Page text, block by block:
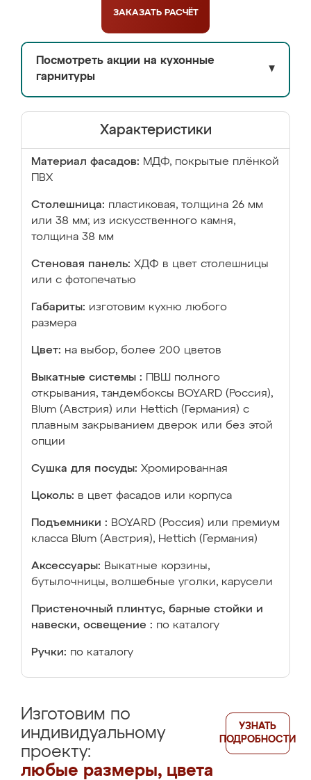
ЗАКАЗАТЬ РАСЧЁТ
Посмотреть акции на кухонные
гарнитуры
▼
Характеристики
Материал фасадов: МДФ, покрытые плёнкой
ПВХ
Столешница: пластиковая, толщина 26 мм
или 38 мм; из искусственного камня,
толщина 38 мм
Стеновая панель: ХДФ в цвет столешницы
или с фотопечатью
Габариты: изготовим кухню любого
размера
Цвет: на выбор, более 200 цветов
Выкатные системы :
ПВШ полного
открывания, тандембоксы BOYARD (Россия),
Blum (Австрия) или Hettich (Германия) с
плавным закрыванием дверок или без этой
опции
Сушка для посуды: Хромированная
Цоколь: в цвет фасадов или корпуса
Подъемники : BOYARD (Россия) или премиум
класса Blum (Австрия), Hettich (Германия)
Аксессуары: Выкатные корзины,
бутылочницы, волшебные уголки, карусели
Пристеночный плинтус, барные стойки и
навески, освещение : по каталогу
Ручки: по каталогу
Изготовим по
индивидуальному
проекту:
любые размеры, цвета
УЗНАТЬ
ПОДРОБНОСТИ